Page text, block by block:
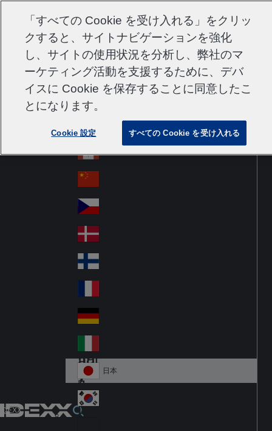
Go to home
Jump to navigation
Jump to content
コンタクト採用情報 サプライヤー
IDEXX
Japan
Au
str
ali
a
Australia
Au
stri
Br
azi
l
Ca
na
da
Canada
Ch
ina
Cz
ec
h
De
n
m
ar
k
Fi
nd
Fr
an
ce
Ge
an
y
Ital
y
Ja
pa
n
日本
Ko
「すべての Cookie を受け入れる」をクリッ
クすると、サイトナビゲーションを強化
し、サイトの使用状況を分析し、弊社のマ
ーケティング活動を支援するために、デバ
イスに Cookie を保存することに同意したこ
とになります。
Cookie 設定 すべての Cookie を受け入れる